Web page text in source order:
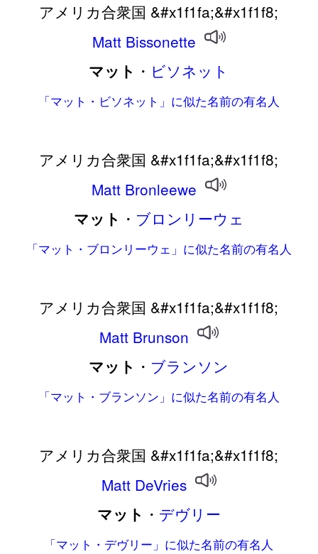
アメリカ合衆国 &#x1f1fa;&#x1f1f8;
Matt Bissonette
マット ・ ビソネット
「マット・ビソネット」に似た名前の有名人
アメリカ合衆国 &#x1f1fa;&#x1f1f8;
Matt Bronleewe
マット ・ ブロンリーウェ
「マット・ブロンリーウェ」に似た名前の有名人
アメリカ合衆国 &#x1f1fa;&#x1f1f8;
Matt Brunson
マット ・ ブランソン
「マット・ブランソン」に似た名前の有名人
アメリカ合衆国 &#x1f1fa;&#x1f1f8;
Matt DeVries
マット ・ デヴリー
「マット・デヴリー」に似た名前の有名人